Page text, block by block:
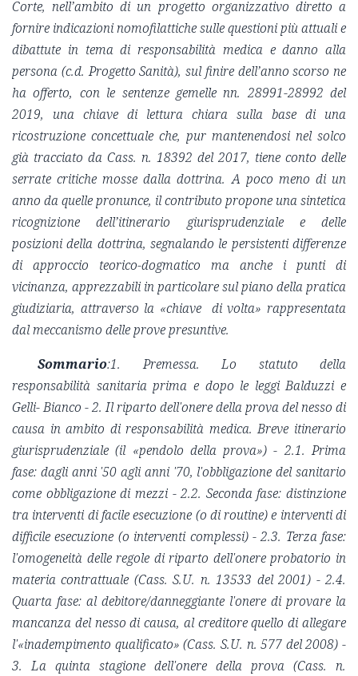
Corte, nell’ambito di un progetto organizzativo diretto a
fornire indicazioni nomofilattiche sulle questioni più attuali e
dibattute in tema di responsabilità medica e danno alla
persona (c.d. Progetto Sanità), sul finire dell’anno scorso ne
ha offerto, con le sentenze gemelle nn. 28991-28992 del
2019, una chiave di lettura chiara sulla base di una
ricostruzione concettuale che, pur mantenendosi nel solco
già tracciato da Cass. n. 18392 del 2017, tiene conto delle
serrate critiche mosse dalla dottrina. A poco meno di un
anno da quelle pronunce, il contributo propone una sintetica
ricognizione dell’itinerario giurisprudenziale e delle
posizioni della dottrina, segnalando le persistenti differenze
di approccio teorico-dogmatico ma anche i punti di
vicinanza, apprezzabili in particolare sul piano della pratica
giudiziaria, attraverso la «chiave di volta» rappresentata
dal meccanismo delle prove presuntive.
Sommario:1. Premessa. Lo statuto della
responsabilità sanitaria prima e dopo le leggi Balduzzi e
Gelli- Bianco - 2. Il riparto dell'onere della prova del nesso di
causa in ambito di responsabilità medica. Breve itinerario
giurisprudenziale (il «pendolo della prova») - 2.1. Prima
fase: dagli anni '50 agli anni '70, l'obbligazione del sanitario
come obbligazione di mezzi - 2.2. Seconda fase: distinzione
tra interventi di facile esecuzione (o di routine) e interventi di
difficile esecuzione (o interventi complessi) - 2.3. Terza fase:
l'omogeneità delle regole di riparto dell'onere probatorio in
materia contrattuale (Cass. S.U. n. 13533 del 2001) - 2.4.
Quarta fase: al debitore/danneggiante l'onere di provare la
mancanza del nesso di causa, al creditore quello di allegare
l'«inadempimento qualificato» (Cass. S.U. n. 577 del 2008) -
3. La quinta stagione dell'onere della prova (Cass. n.